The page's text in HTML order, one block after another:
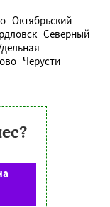
Октябрьский
Северный
Черусти